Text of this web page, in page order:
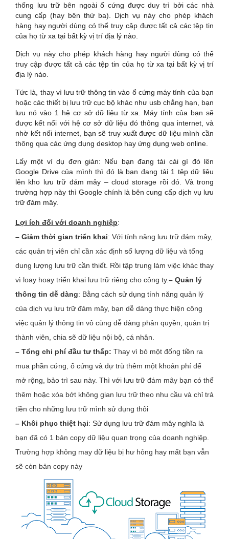
thống lưu trữ bên ngoài ổ cứng được duy trì bởi các nhà
cung cấp (hay bên thứ ba). Dịch vụ này cho phép khách
hàng hay người dùng có thể truy cập được tất cả các tệp tin
của họ từ xa tại bất kỳ vị trí địa lý nào.
Dịch vụ này cho phép khách hàng hay người dùng có thể
truy cập được tất cả các tệp tin của họ từ xa tại bất kỳ vị trí
địa lý nào.
Tức là, thay vì lưu trữ thông tin vào ổ cứng máy tính của bạn
hoặc các thiết bị lưu trữ cục bộ khác như usb chẳng hạn, bạn
lưu nó vào 1 hệ cơ sở dữ liệu từ xa. Máy tính của bạn sẽ
được kết nối với hệ cơ sở dữ liệu đó thông qua internet, và
nhờ kết nối internet, bạn sẽ truy xuất được dữ liệu mình cần
thông qua các ứng dụng desktop hay ứng dụng web online.
Lấy một ví dụ đơn giản: Nếu bạn đang tải cái gì đó lên
Google Drive của mình thì đó là bạn đang tải 1 tệp dữ liệu
lên kho lưu trữ đám mây – cloud storage rồi đó. Và trong
trường hợp này thì Google chính là bên cung cấp dịch vụ lưu
trữ đám mây.
Lợi ích đối với doanh nghiệp:
– Giảm thời gian triển khai: Với tính năng lưu trữ đám mây,
các quản trị viên chỉ cần xác định số lượng dữ liệu và tổng
dung lượng lưu trữ cần thiết. Rồi tập trung làm việc khác thay
vì loay hoay triển khai lưu trữ riêng cho công ty.– Quản lý
thông tin dễ dàng: Bằng cách sử dụng tính năng quản lý
của dịch vụ lưu trữ đám mây, bạn dễ dàng thực hiện công
việc quản lý thông tin vô cùng dễ dàng phân quyền, quản trị
thành viên, chia sẽ dữ liệu nội bộ, cá nhân.
– Tổng chi phí đầu tư thấp: Thay vì bỏ một đống tiền ra
mua phần cứng, ổ cứng và dự trù thêm một khoản phí để
mở rộng, bảo trì sau này. Thì với lưu trữ đám mây bạn có thể
thêm hoặc xóa bớt không gian lưu trữ theo nhu cầu và chỉ trả
tiền cho những lưu trữ mình sử dụng thôi
– Khôi phục thiệt hại: Sử dụng lưu trữ đám mây nghĩa là
bạn đã có 1 bản copy dữ liệu quan trọng của doanh nghiệp.
Trường hợp không may dữ liệu bị hư hỏng hay mất bạn vẫn
sẽ còn bản copy này